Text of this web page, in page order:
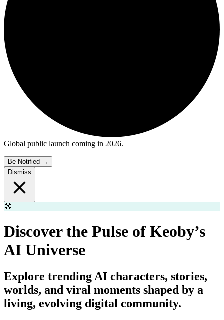
Global public launch coming in 2026.
Be Notified →
Dismiss
🧭
Discover the Pulse of Keoby’s
AI Universe
Explore trending AI characters, stories,
worlds, and viral moments shaped by a
living, evolving digital community.